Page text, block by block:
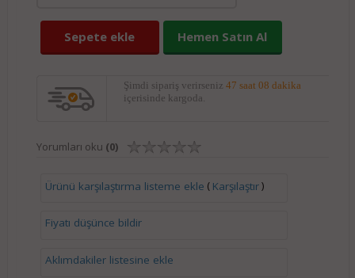
Sepete ekle Hemen Satın Al
Şimdi sipariş verirseniz 47 saat 08 dakika
içerisinde kargoda.
Yorumları oku (0)
Ürünü karşılaştırma listeme ekle ( Karşılaştır)
Fiyatı düşünce bildir
Aklımdakiler listesine ekle